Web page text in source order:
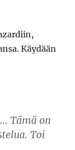
Käydään
Tämä on
Toi